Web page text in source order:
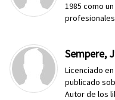
1985 como
Sempere,
Licenciado
publicado
Autor de los